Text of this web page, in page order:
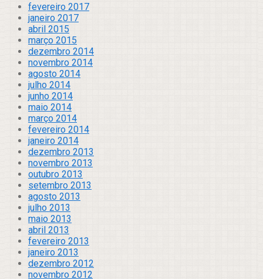
fevereiro 2017
janeiro 2017
abril 2015
março 2015
dezembro 2014
novembro 2014
agosto 2014
julho 2014
junho 2014
maio 2014
março 2014
fevereiro 2014
janeiro 2014
dezembro 2013
novembro 2013
outubro 2013
setembro 2013
agosto 2013
julho 2013
maio 2013
abril 2013
fevereiro 2013
janeiro 2013
dezembro 2012
novembro 2012